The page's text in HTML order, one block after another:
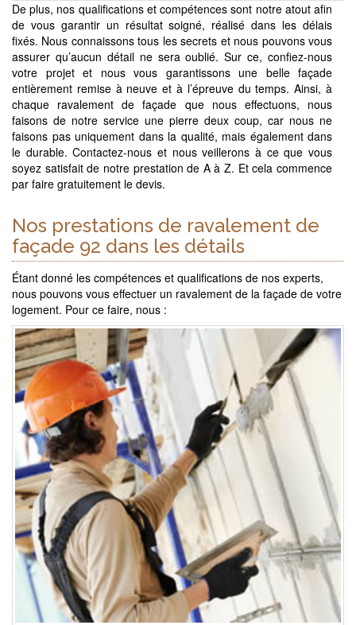
De plus, nos qualifications et compétences sont notre atout afin
de vous garantir un résultat soigné, réalisé dans les délais
fixés. Nous connaissons tous les secrets et nous pouvons vous
assurer qu’aucun détail ne sera oublié. Sur ce, confiez-nous
votre projet et nous vous garantissons une belle façade
entièrement remise à neuve et à l’épreuve du temps. Ainsi, à
chaque ravalement de façade que nous effectuons, nous
faisons de notre service une pierre deux coup, car nous ne
faisons pas uniquement dans la qualité, mais également dans
le durable. Contactez-nous et nous veillerons à ce que vous
soyez satisfait de notre prestation de A à Z. Et cela commence
par faire gratuitement le devis.
Nos prestations de ravalement de
façade 92 dans les détails
Étant donné les compétences et qualifications de nos experts,
nous pouvons vous effectuer un ravalement de la façade de votre
logement. Pour ce faire, nous :